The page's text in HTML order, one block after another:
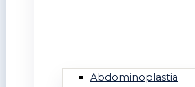
Abdominoplastia